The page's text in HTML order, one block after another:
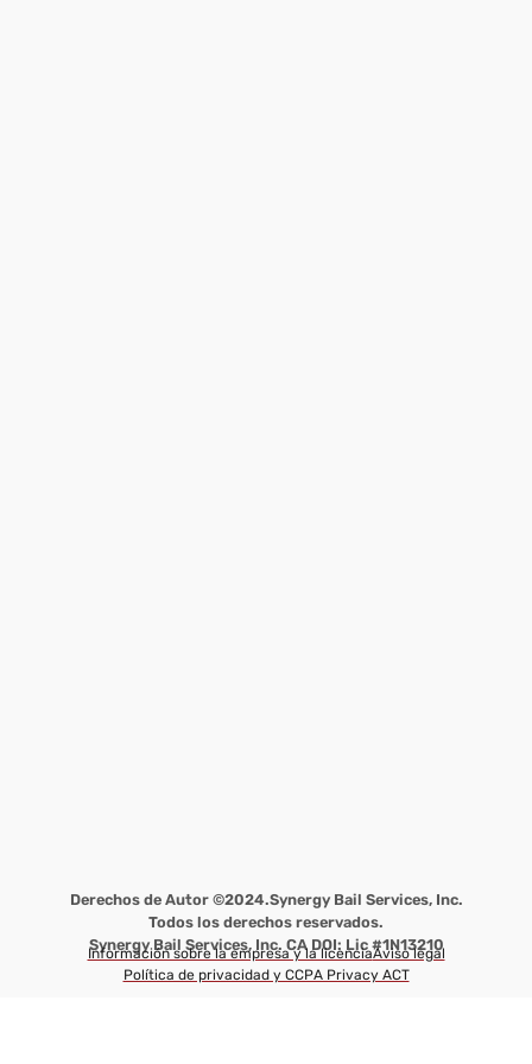
Derechos de Autor ©2024.Synergy Bail Services, Inc.
Todos los derechos reservados.
Synergy Bail Services, Inc. CA DOI: Lic #1N13210
Información sobre la empresa y la licenciaAviso legal
Política de privacidad y CCPA Privacy ACT